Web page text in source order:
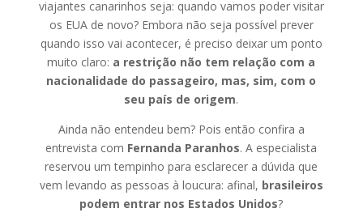
viajantes canarinhos seja: quando vamos poder visitar
os EUA de novo? Embora não seja possível prever
quando isso vai acontecer, é preciso deixar um ponto
muito claro: a restrição não tem relação com a
nacionalidade do passageiro, mas, sim, com o
seu país de origem.
Ainda não entendeu bem? Pois então confira a
entrevista com Fernanda Paranhos. A especialista
reservou um tempinho para esclarecer a dúvida que
vem levando as pessoas à loucura: afinal, brasileiros
podem entrar nos Estados Unidos?